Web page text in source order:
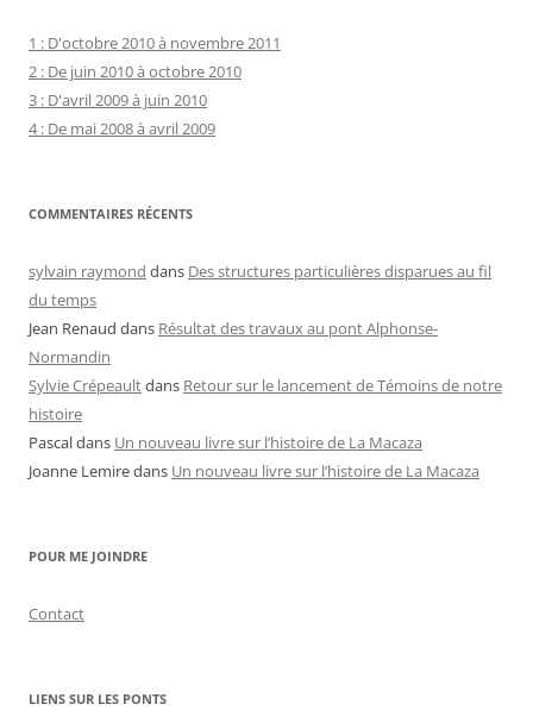
1 : D'octobre 2010 à novembre 2011
2 : De juin 2010 à octobre 2010
3 : D'avril 2009 à juin 2010
4 : De mai 2008 à avril 2009
COMMENTAIRES RÉCENTS
sylvain raymond dans Des structures particulières disparues au fil
du temps
Jean Renaud dans Résultat des travaux au pont Alphonse-
Normandin
Sylvie Crépeaultdans Retour sur le lancement de Témoins de notre
histoire
Pascaldans Un nouveau livre sur l’histoire de La Macaza
Joanne Lemiredans Un nouveau livre sur l’histoire de La Macaza
POUR ME JOINDRE
Contact
LIENS SUR LES PONTS